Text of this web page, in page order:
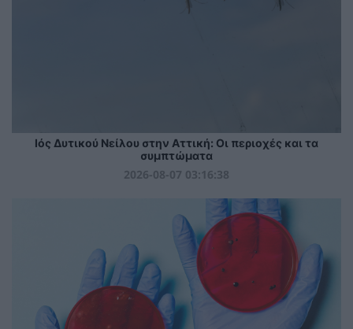
Ιός Δυτικού Νείλου στην Αττική: Οι περιοχές και τα
συμπτώματα
2026-08-07 03:16:38